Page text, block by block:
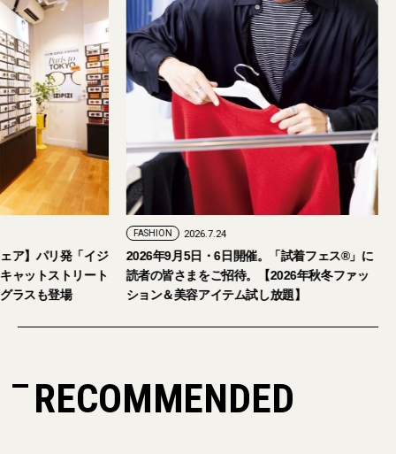
【おしゃれな大人のアイウェア】パリ発「イジ
ピジ」が国内初の旗艦店をキャットストリート
にオープン。日本限定サングラスも登場
2026年9月5日・6
読者の皆さまをご
ション＆美容アイ
RECOMMENDED